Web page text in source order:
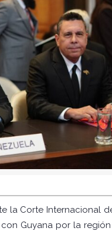
Corte Internacional
Guyana por la